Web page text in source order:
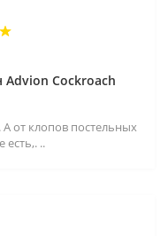
Advion Cockroach
от клопов постельных
есть,. ..